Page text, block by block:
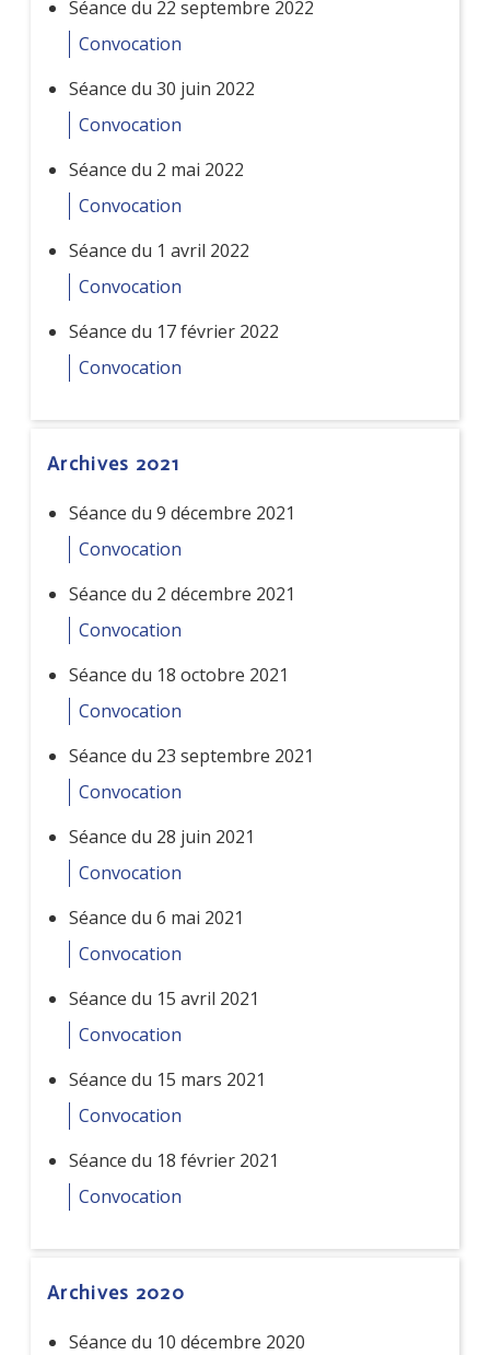
Séance du 22 septembre 2022
Convocation
Séance du 30 juin 2022
Convocation
Séance du 2 mai 2022
Convocation
Séance du 1 avril 2022
Convocation
Séance du 17 février 2022
Convocation
Archives 2021
Séance du 9 décembre 2021
Convocation
Séance du 2 décembre 2021
Convocation
Séance du 18 octobre 2021
Convocation
Séance du 23 septembre 2021
Convocation
Séance du 28 juin 2021
Convocation
Séance du 6 mai 2021
Convocation
Séance du 15 avril 2021
Convocation
Séance du 15 mars 2021
Convocation
Séance du 18 février 2021
Convocation
Archives 2020
Séance du 10 décembre 2020